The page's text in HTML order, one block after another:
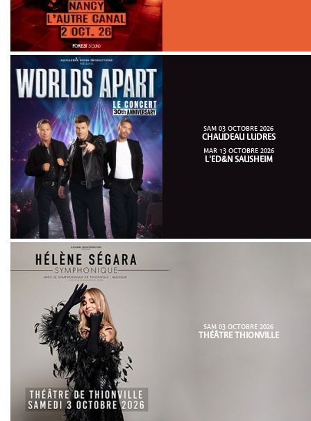
SAM 03 OCTOBRE 2026
CHAUDEAU LUDRES
MAR 13 OCTOBRE 2026
L'ED&N SAUSHEIM
SAM 03 OCTOBRE 2026
THÉÂTRE THIONVILLE